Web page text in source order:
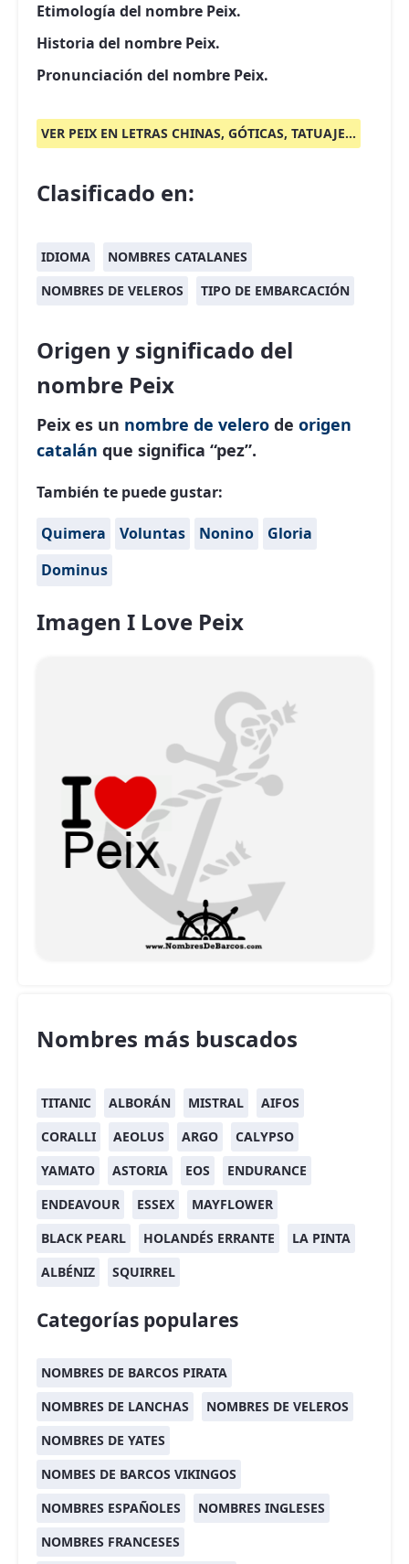
Etimología del nombre Peix.
Historia del nombre Peix.
Pronunciación del nombre Peix.
VER PEIX EN LETRAS CHINAS, GÓTICAS, TATUAJE...
Clasificado en:
IDIOMA
NOMBRES CATALANES
NOMBRES DE VELEROS
TIPO DE EMBARCACIÓN
Origen y significado del
nombre Peix
Peix es un nombre de velero de origen
catalán que significa “pez”.
También te puede gustar:
Quimera Voluntas Nonino
Gloria
Dominus
Imagen I Love Peix
Nombres más buscados
TITANIC ALBORÁN MISTRAL
AIFOS
CORALLI
AEOLUS ARGO
CALYPSO
YAMATO
ASTORIA EOS
ENDURANCE
ENDEAVOUR
ESSEX
MAYFLOWER
BLACK PEARL
HOLANDÉS ERRANTE
LA PINTA
ALBÉNIZ
SQUIRREL
Categorías populares
NOMBRES DE BARCOS PIRATA
NOMBRES DE LANCHAS
NOMBRES DE VELEROS
NOMBRES DE YATES
NOMBES DE BARCOS VIKINGOS
NOMBRES ESPAÑOLES
NOMBRES INGLESES
NOMBRES FRANCESES